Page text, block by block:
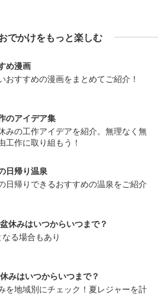
でかけをもっと楽しむ
め漫画
おすすめの漫画をまとめてご紹介！
のアイデア集
みの工作アイデアを紹介。無理なく無
工作に取り組もう！
日帰り温泉
日帰りできるおすすめの温泉をご紹介
休みはいつからいつまで？
る場合もあり
みはいつからいつまで？
を地域別にチェック！夏レジャーを計